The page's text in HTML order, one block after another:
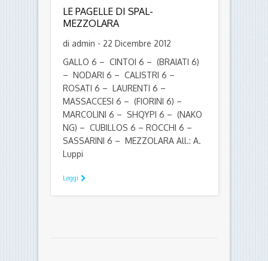
LE PAGELLE DI SPAL-
MEZZOLARA
di admin - 22 Dicembre 2012
GALLO 6 – CINTOI 6 – (BRAIATI 6)
– NODARI 6 – CALISTRI 6 –
ROSATI 6 – LAURENTI 6 –
MASSACCESI 6 – (FIORINI 6) –
MARCOLINI 6 – SHQYPI 6 – (NAKO
NG) – CUBILLOS 6 – ROCCHI 6 –
SASSARINI 6 – MEZZOLARA All.: A.
Luppi
Leggi